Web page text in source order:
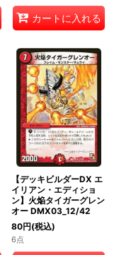
カートに入れる
【デッキビルダーDX エ
イリアン・エディショ
ン】火焔タイガーグレン
オー DMX03_12/42
80円(税込)
6点